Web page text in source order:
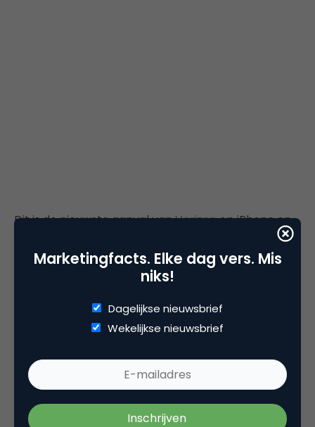
Dit is de nieuwste aanval vanVerizonop iPhone en
komen met advertenties als “map for that” en nu
drie nieuwe advertenties
stop-motion animatie van
Rudolph the Red-Nosed Reindeer
laat het land van het mislukte speelgoed zien
waarheen een iPhone-achtig apparaat wordt
video is in een week meer dan 360.000 keer
Marketingfacts. Elke dag vers. Mis
niks!
Dagelijkse nieuwsbrief
Wekelijkse nieuwsbrief